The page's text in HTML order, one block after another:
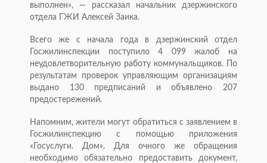
выполнен», — рассказал начальник дзержинского
отдела ГЖИ Алексей Заика.
Всего же с начала года в дзержинский отдел
Госжилинспекции поступило 4 099 жалоб на
неудовлетворительную работу коммунальщиков. По
результатам проверок управляющим организациям
выдано 130 предписаний и объявлено 207
предостережений.
Напомним, жители могут обратиться с заявлением в
Госжилинспекцию с помощью приложения
«Госуслуги. Дом». Для очного же обращения
необходимо обязательно предоставить документ,